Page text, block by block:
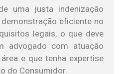
uma justa indenização
eficiente no
legais, o que deve
advogado com atuação
e que tenha expertise
do Consumidor.